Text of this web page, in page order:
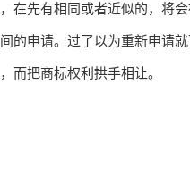
先有相同或者近似的，将会
的申请。过了以为重新申请
而把商标权利拱手相让。